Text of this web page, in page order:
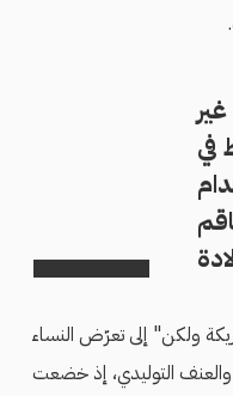
في
ولكن" إلى تعرّض النساء
التوليدي، إذ خضعت